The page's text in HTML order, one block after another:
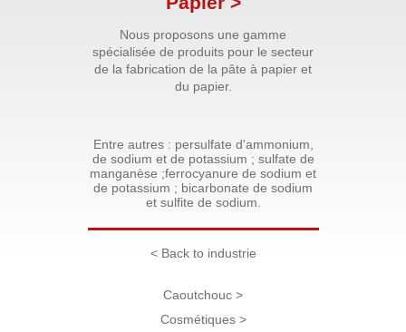
Nous proposons une gamme
spécialisée de produits pour le secteur
de la fabrication de la pâte à papier et
du papier.
Entre autres : persulfate d'ammonium,
de sodium et de potassium ; sulfate de
manganèse ;ferrocyanure de sodium et
de potassium ; bicarbonate de sodium
et sulfite de sodium.
< Back to industrie
Caoutchouc >
Cosmétiques >